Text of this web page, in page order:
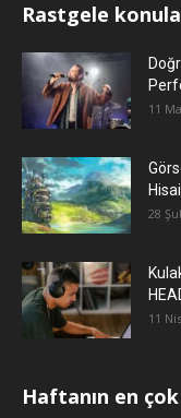
Rastgele
11
28
11
Haftanın en